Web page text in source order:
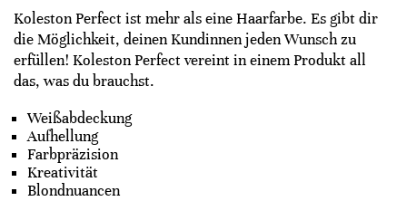
Koleston Perfect ist mehr als eine Haarfarbe. Es gibt dir
die Möglichkeit, deinen Kundinnen jeden Wunsch zu
erfüllen! Koleston Perfect vereint in einem Produkt all
das, was du brauchst.
Weißabdeckung
Aufhellung
Farbpräzision
Kreativität
Blondnuancen